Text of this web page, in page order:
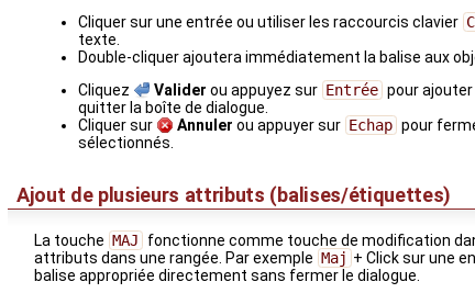
Cliquer sur une entrée ou utiliser les raccourcis clavier
texte.
Double-cliquer ajoutera immédiatement la balise aux
Cliquez
Valider ou appuyez sur Entrée pour
quitter la boîte de dialogue.
Cliquer sur
Annuler ou appuyer sur Echap pour
sélectionnés.
Ajout de plusieurs attributs (balises/étiquettes)
La touche MAJ
fonctionne comme touche de modification
attributs dans une rangée. Par exemple Maj + Click sur une
balise appropriée directement sans fermer le dialogue.